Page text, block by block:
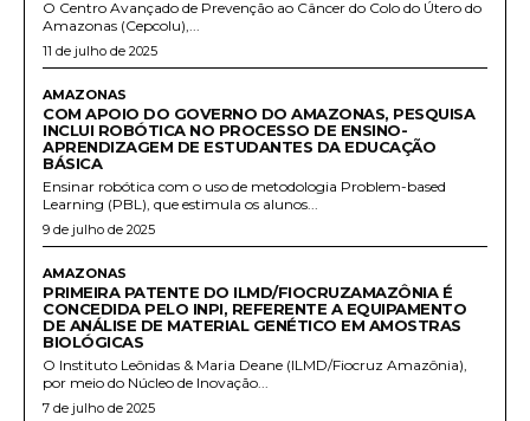
O Centro Avançado de Prevenção ao Câncer do Colo do Útero do
Amazonas (Cepcolu),...
11 de julho de 2025
AMAZONAS
COM APOIO DO GOVERNO DO AMAZONAS, PESQUISA
INCLUI ROBÓTICA NO PROCESSO DE ENSINO-
APRENDIZAGEM DE ESTUDANTES DA EDUCAÇÃO
BÁSICA
Ensinar robótica com o uso de metodologia Problem-based
Learning (PBL), que estimula os alunos...
9 de julho de 2025
AMAZONAS
PRIMEIRA PATENTE DO ILMD/FIOCRUZAMAZÔNIA É
CONCEDIDA PELO INPI, REFERENTE A EQUIPAMENTO
DE ANÁLISE DE MATERIAL GENÉTICO EM AMOSTRAS
BIOLÓGICAS
O Instituto Leônidas & Maria Deane (ILMD/Fiocruz Amazônia),
por meio do Núcleo de Inovação...
7 de julho de 2025